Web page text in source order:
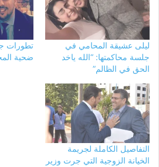
ليلى عشيقة المحامي في
جلسة محاكمتها: “الله ياخد
الحق في الظالم”
تطورات
ضحية
التفاصيل الكاملة لجريمة
الخيانة الزوجية التي جرت وزير